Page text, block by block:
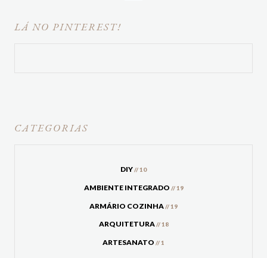
LÁ NO PINTEREST!
CATEGORIAS
DIY// 10
AMBIENTE INTEGRADO // 19
ARMÁRIO COZINHA// 19
ARQUITETURA// 18
ARTESANATO // 1